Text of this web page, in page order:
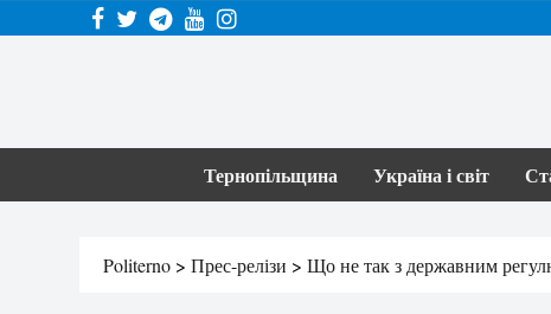
Тернопільщина Україна і світ
Politerno > Прес-релізи > Що не так з державним